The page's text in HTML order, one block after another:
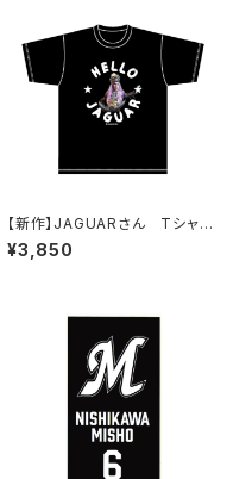
【新作】JAGUARさん Tシャツ
（HELLO JAGUAR）Black
¥3,850